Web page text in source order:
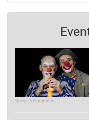
Quelle: Veranstalter